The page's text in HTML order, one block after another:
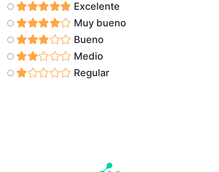
Excelente
Muy bueno
Bueno
Medio
Regular